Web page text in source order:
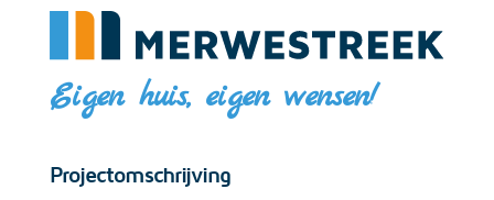
Eigen huis, eigen wensen!
Projectomschrijving